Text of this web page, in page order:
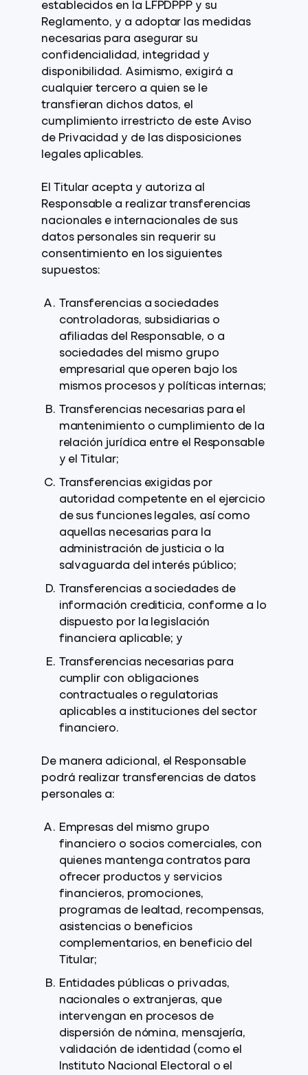
establecidos en la LFPDPPP y su
Reglamento, y a adoptar las medidas
necesarias para asegurar su
confidencialidad, integridad y
disponibilidad. Asimismo, exigirá a
cualquier tercero a quien se le
transfieran dichos datos, el
cumplimiento irrestricto de este Aviso
de Privacidad y de las disposiciones
legales aplicables.
El Titular acepta y autoriza al
Responsable a realizar transferencias
nacionales e internacionales de sus
datos personales sin requerir su
consentimiento en los siguientes
supuestos:
Transferencias a sociedades
controladoras, subsidiarias o
afiliadas del Responsable, o a
sociedades del mismo grupo
empresarial que operen bajo los
mismos procesos y políticas internas;
Transferencias necesarias para el
mantenimiento o cumplimiento de la
relación jurídica entre el Responsable
y el Titular;
Transferencias exigidas por
autoridad competente en el ejercicio
de sus funciones legales, así como
aquellas necesarias para la
administración de justicia o la
salvaguarda del interés público;
Transferencias a sociedades de
información crediticia, conforme a lo
dispuesto por la legislación
financiera aplicable; y
Transferencias necesarias para
cumplir con obligaciones
contractuales o regulatorias
aplicables a instituciones del sector
financiero.
De manera adicional, el Responsable
podrá realizar transferencias de datos
personales a:
Empresas del mismo grupo
financiero o socios comerciales, con
quienes mantenga contratos para
ofrecer productos y servicios
financieros, promociones,
programas de lealtad, recompensas,
asistencias o beneficios
complementarios, en beneficio del
Titular;
Entidades públicas o privadas,
nacionales o extranjeras, que
intervengan en procesos de
dispersión de nómina, mensajería,
validación de identidad (como el
Instituto Nacional Electoral o el